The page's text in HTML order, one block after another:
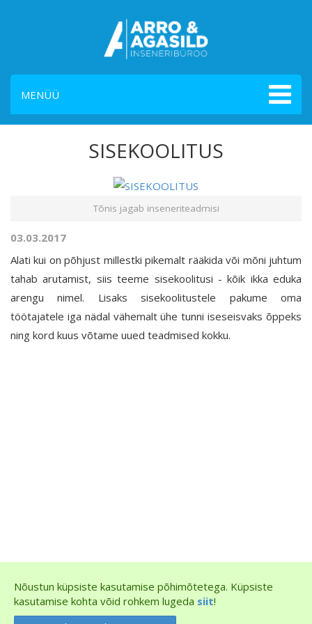
MENÜÜ
SISEKOOLITUS
Tõnis jagab inseneriteadmisi
03.03.2017
Alati kui on põhjust millestki pikemalt rääkida või mõni juhtum
tahab arutamist, siis teeme sisekoolitusi - kõik ikka eduka
arengu nimel. Lisaks sisekoolitustele pakume oma
töötajatele iga nädal vähemalt ühe tunni iseseisvaks õppeks
ning kord kuus võtame uued teadmised kokku.
Arro & Agasild Inseneribüroo OÜ
Nõustun küpsiste kasutamise põhimõtetega. Küpsiste
kasutamise kohta võid rohkem lugeda siit!